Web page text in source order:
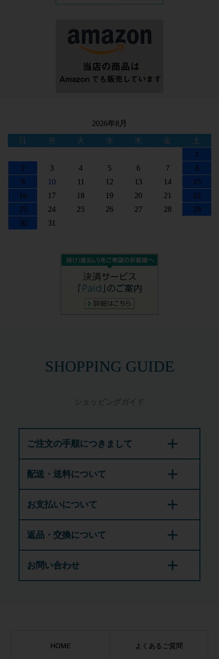
2026年8月
日 月 火 水 木 金
土
1
2
3 4 5 6 7
8
9
10 11 12 13 14
15
16
17 18 19 20 21
22
23
24 25 26 27 28
29
30
31
SHOPPING GUIDE
ご注文の手順につきまして
配送・送料について
お支払いについて
返品・交換について
お問い合わせ
HOME よくあるご質問